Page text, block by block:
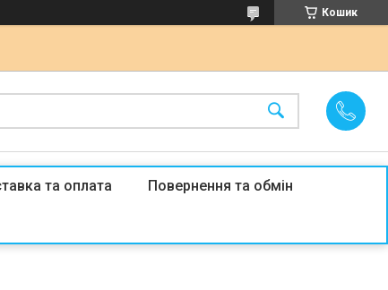
Кошик
та оплата Повернення та обмін